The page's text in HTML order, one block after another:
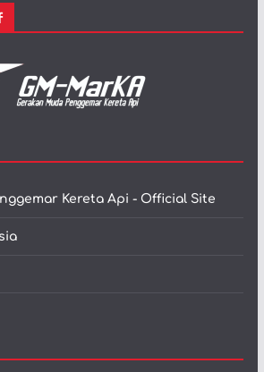
Kereta Api - Official Site